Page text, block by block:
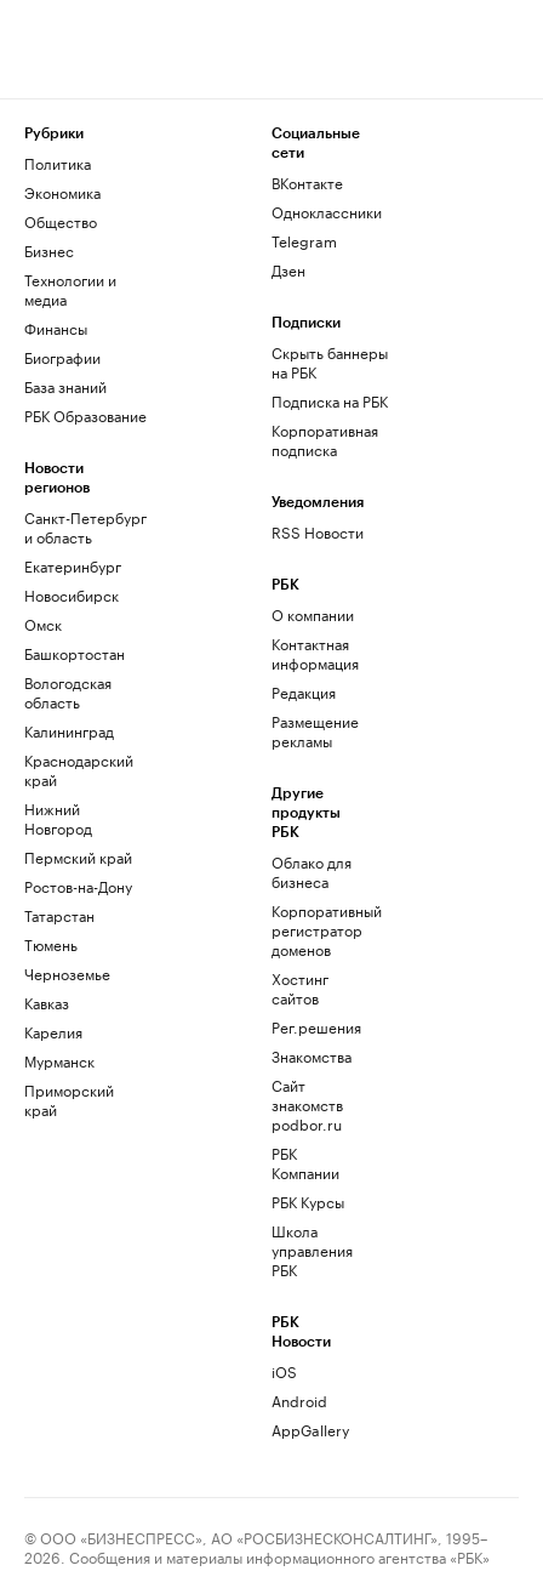
Рубрики
Политика
Экономика
Общество
Бизнес
Технологии и
медиа
Финансы
Биографии
База знаний
РБК Образование
Новости
регионов
Санкт-Петербург
и область
Екатеринбург
Новосибирск
Омск
Башкортостан
Вологодская
область
Калининград
Краснодарский
край
Нижний
Новгород
Пермский край
Ростов-на-Дону
Татарстан
Тюмень
Черноземье
Кавказ
Карелия
Мурманск
Приморский
край
Социальные
сети
ВКонтакте
Одноклассники
Telegram
Дзен
Подписки
Скрыть баннеры
на РБК
Подписка на РБК
Корпоративная
подписка
Уведомления
RSS Новости
РБК
О компании
Контактная
информация
Редакция
Размещение
рекламы
Другие
продукты
РБК
Облако для
бизнеса
Корпоративный
регистратор
доменов
Хостинг
сайтов
Рег.решения
Знакомства
Сайт
знакомств
podbor.ru
РБК
Компании
РБК Курсы
Школа
управления
РБК
РБК
Новости
iOS
Android
AppGallery
© ООО «БИЗНЕСПРЕСС», АО «РОСБИЗНЕСКОНСАЛТИНГ», 1995–
2026. Сообщения и материалы информационного агентства «РБК»